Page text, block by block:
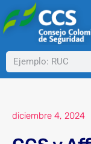
al
contenido
Buscar
diciembre 4, 2024